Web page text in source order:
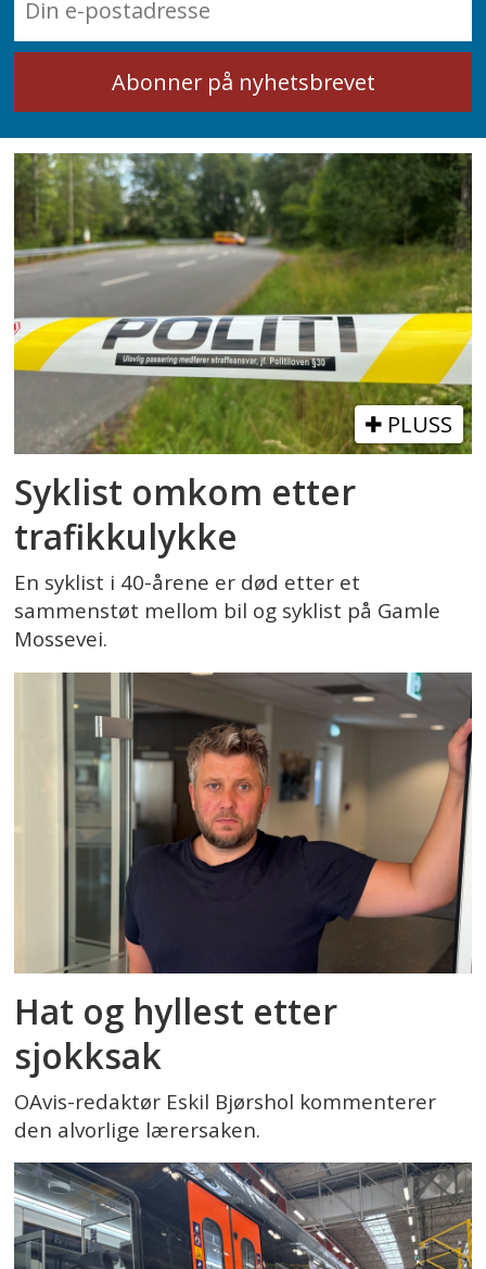
PLUSS
Syklist omkom etter
trafikkulykke
En syklist i 40-årene er død etter et
sammenstøt mellom bil og syklist på Gamle
Mossevei.
Hat og hyllest etter
sjokksak
OAvis-redaktør Eskil Bjørshol kommenterer
den alvorlige lærersaken.